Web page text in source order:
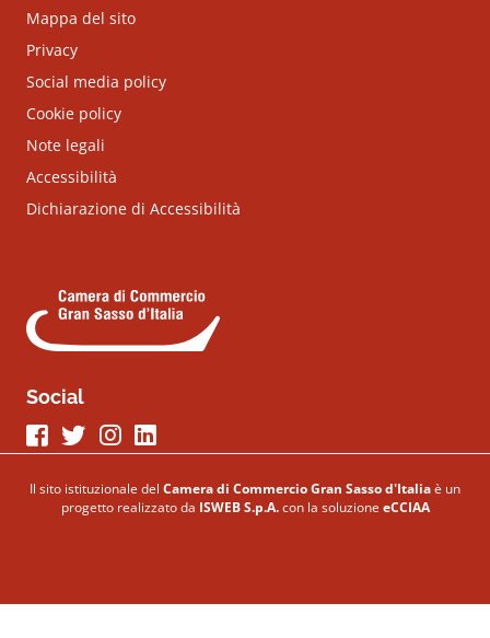
Mappa del sito
Privacy
Social media policy
Cookie policy
Note legali
Accessibilità
Dichiarazione di Accessibilità
Social
Seguici su Facebook
Seguici su Twitter
Seguici su Instagram
Seguici su LinkeIn
Il sito istituzionale del Camera di Commercio Gran Sasso d'Italia è un
progetto realizzato da ISWEB S.p.A. con la soluzione eCCIAA